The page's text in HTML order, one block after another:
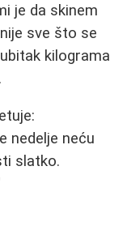
je da skinem
sve što se
kilograma
nedelje neću
slatko.